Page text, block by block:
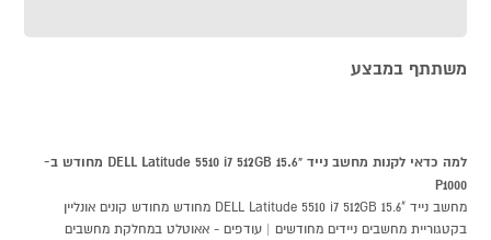
משתתף במבצע
למה כדאי לקנות מחשב נייד "DELL Latitude 5510 i7 512GB 15.6 מחודש ב-
P1000
מחשב נייד "DELL Latitude 5510 i7 512GB 15.6 מחודש מחודש קונים אונליין
בקטגוריית מחשבים ניידים מחודשים | עודפים - אאוטלט במחלקת מחשבים